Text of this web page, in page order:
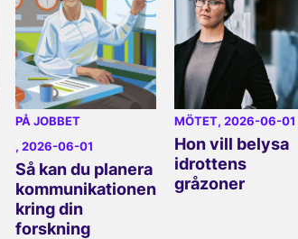
PÅ JOBBET
, 2026-06-01
Så kan du planera
kommunikationen
kring din
forskning
MÖTET, 2026-06-01
Hon vill belysa
idrottens
gråzoner